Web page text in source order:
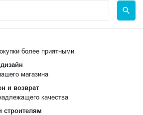
более приятными
магазина
и возврат
качества
строителям